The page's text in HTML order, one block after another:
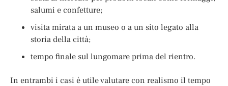
salumi e confetture;
visita mirata a un museo o a un sito legato alla
storia della città;
tempo finale sul lungomare prima del rientro.
In entrambi i casi è utile valutare con realismo il tempo